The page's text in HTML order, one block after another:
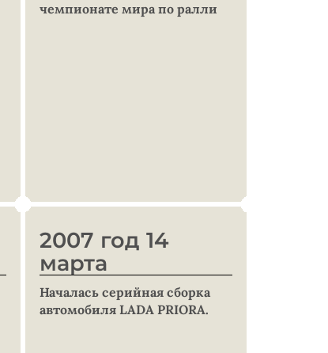
чемпионате мира по ралли
2007 год 14
марта
Началась серийная сборка
автомобиля LADA PRIORA.